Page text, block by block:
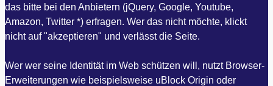
das bitte bei den Anbietern (jQuery, Google, Youtube,
Amazon, Twitter *) erfragen. Wer das nicht möchte, klickt
nicht auf "akzeptieren" und verlässt die Seite.
Wer wer seine Identität im Web schützen will, nutzt Browser-
Erweiterungen wie beispielsweise uBlock Origin oder